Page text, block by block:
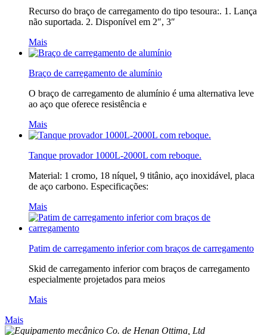
Recurso do braço de carregamento do tipo tesoura:. 1. Lança
não suportada. 2. Disponível em 2″, 3″
Mais
Braço de carregamento de alumínio
O braço de carregamento de alumínio é uma alternativa leve
ao aço que oferece resistência e
Mais
Tanque provador 1000L-2000L com reboque.
Material: 1 cromo, 18 níquel, 9 titânio, aço inoxidável, placa
de aço carbono. Especificações:
Mais
Patim de carregamento inferior com braços de carregamento
Skid de carregamento inferior com braços de carregamento
especialmente projetados para meios
Mais
Mais